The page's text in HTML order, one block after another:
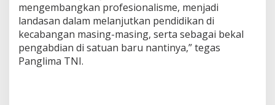
mengembangkan profesionalisme, menjadi
landasan dalam melanjutkan pendidikan di
kecabangan masing-masing, serta sebagai bekal
pengabdian di satuan baru nantinya,” tegas
Panglima TNI.